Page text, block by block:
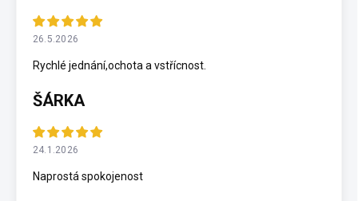
26.5.2026
Rychlé jednání,ochota a vstřícnost.
ŠÁRKA
24.1.2026
Naprostá spokojenost